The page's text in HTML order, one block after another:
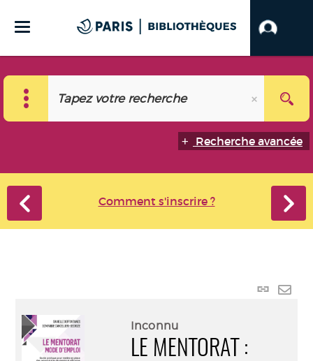
Recherche avancée
Comment s'inscrire ?
Lien
Inconnu
LE MENTORAT :